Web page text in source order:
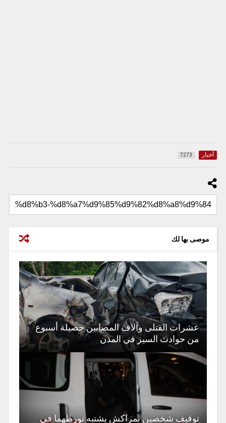
أخبار 7273
موصى بها لك
عشرات القتلى وآلاف المصابين حصيلة أسبوع
من حوادث السير في المدن
توقيف شخصين بمراكش يشتبه تورطهما في